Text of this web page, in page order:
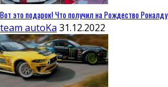
Вот это подарок! Что получил на Рождество Роналду
team autoKa 31.12.2022